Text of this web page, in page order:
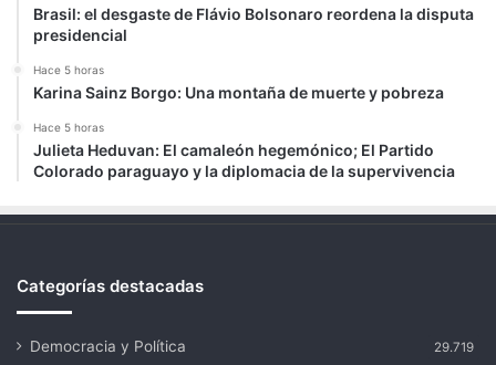
Brasil: el desgaste de Flávio Bolsonaro reordena la disputa
presidencial
Hace 5 horas
Karina Sainz Borgo: Una montaña de muerte y pobreza
Hace 5 horas
Julieta Heduvan: El camaleón hegemónico; El Partido
Colorado paraguayo y la diplomacia de la supervivencia
Categorías destacadas
Democracia y Política 29.719